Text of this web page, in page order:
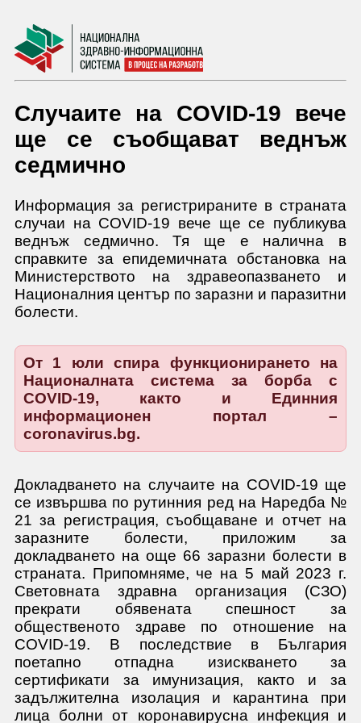
Случаите на COVID-19 вече
ще се съобщават веднъж
седмично
Информация за регистрираните в страната
случаи на COVID-19 вече ще се публикува
веднъж седмично. Тя ще е налична в
справките за епидемичната обстановка на
Министерството на здравеопазването и
Националния център по заразни и паразитни
болести.
От 1 юли спира функционирането на
Националната система за борба с
COVID-19, както и Единния
информационен портал –
coronavirus.bg.
Докладването на случаите на COVID-19 ще
се извършва по рутинния ред на Наредба №
21 за регистрация, съобщаване и отчет на
заразните болести, приложим за
докладването на още 66 заразни болести в
страната. Припомняме, че на 5 май 2023 г.
Световната здравна организация (СЗО)
прекрати обявената спешност за
общественото здраве по отношение на
COVID-19. В последствие в България
поетапно отпадна изискването за
сертификати за имунизация, както и за
задължителна изолация и карантина при
лица болни от коронавирусна инфекция и